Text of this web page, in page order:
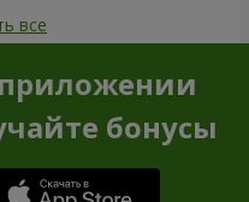
все
бонусы